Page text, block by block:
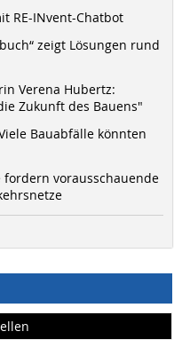
RE-INvent-Chatbot
zeigt Lösungen rund
Verena Hubertz:
Zukunft des Bauens"
Bauabfälle könnten
fordern vorausschauende